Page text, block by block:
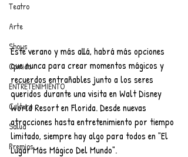
PARA MÁS INFORMACIÓN:
dinamicaseltrendytop@gmail.com
Teatro
Arte
Shows
Comida
ENTRETENIMIENTO
Cultura
Salud
Premios
Este verano y más allá, habrá más opciones
que nunca para crear momentos mágicos y
recuerdos entrañables junto a los seres
queridos durante una visita en Walt Disney
World Resort en Florida. Desde nuevas
atracciones hasta entretenimiento por tiempo
limitado, siempre hay algo para todos en "El
Lugar Más Mágico Del Mundo".